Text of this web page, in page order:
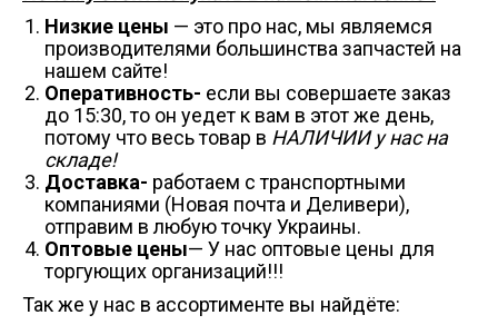
Низкие цены — это про нас, мы являемся
производителями большинства запчастей на
нашем сайте!
Оперативность- если вы совершаете заказ
до 15:30, то он уедет к вам в этот же день,
потому что весь товар в НАЛИЧИИ у нас на
складе!
Доставка- работаем с транспортными
компаниями (Новая почта и Деливери),
отправим в любую точку Украины.
Оптовые цены— У нас оптовые цены для
торгующих организаций!!!
Так же у нас в ассортименте вы найдёте: